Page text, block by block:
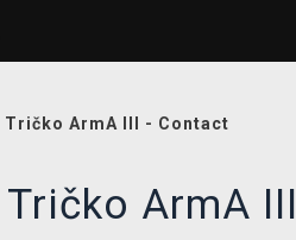
Tričko ArmA III - Contact
Tričko ArmA